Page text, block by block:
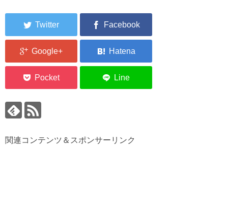
関連コンテンツ＆スポンサーリンク